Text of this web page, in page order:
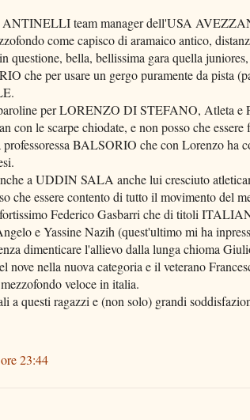
team manager dell'USA
come capisco di aramaico antico,
questione, bella, bellissima gara quella
che per usare un gergo puramente da pista
per LORENZO DI STEFANO, Atleta e
con le scarpe chiodate, e non posso che
professoressa BALSORIO che con Lorenzo
a UDDIN SALA anche lui cresciuto
che essere contento di tutto il movimento del
Federico Gasbarri che di titoli
e Yassine Nazih (quest'ultimo mi ha
dimenticare l'allievo dalla lunga chioma
nove nella nuova categoria e il veterano
veloce in italia.
a questi ragazzi e (non solo) grandi
23:44